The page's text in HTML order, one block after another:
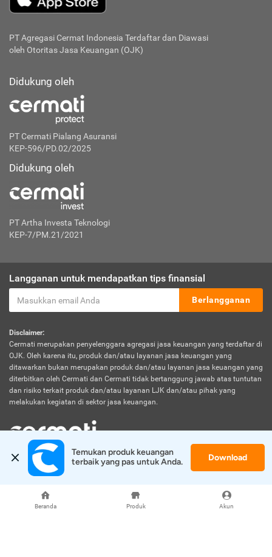
Beranda Produk Akun
PT Agregasi Cermat Indonesia Terdaftar dan Diawasi
oleh Otoritas Jasa Keuangan (OJK)
Didukung oleh
PT Cermati Pialang Asuransi
KEP-596/PD.02/2025
Didukung oleh
PT Artha Investa Teknologi
KEP-7/PM.21/2021
Langganan untuk mendapatkan tips finansial
Berlangganan
Disclaimer:
Cermati merupakan penyelenggara agregasi jasa keuangan yang terdaftar di
OJK. Oleh karena itu, produk dan/atau layanan jasa keuangan yang
ditawarkan bukan merupakan produk dan/atau layanan jasa keuangan yang
diterbitkan oleh Cermati dan Cermati tidak bertanggung jawab atas tuntutan
dan risiko terkait produk dan/atau layanan LJK dan/atau pihak yang
melakukan kegiatan di sektor jasa keuangan.
© 2026 Cermati. All Rights Reserved.
Temukan produk keuangan
terbaik yang pas untuk Anda.
Download